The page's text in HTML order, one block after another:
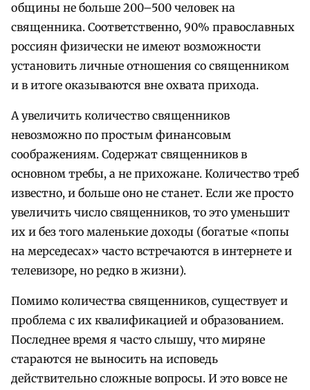
общины не больше 200–500 человек на
священника. Соответственно, 90% православных
россиян физически не имеют возможности
установить личные отношения со священником
и в итоге оказываются вне охвата прихода.
А увеличить количество священников
невозможно по простым финансовым
соображениям. Содержат священников в
основном требы, а не прихожане. Количество треб
известно, и больше оно не станет. Если же просто
увеличить число священников, то это уменьшит
их и без того маленькие доходы (богатые «попы
на мерседесах» часто встречаются в интернете и
телевизоре, но редко в жизни).
Помимо количества священников, существует и
проблема с их квалификацией и образованием.
Последнее время я часто слышу, что миряне
стараются не выносить на исповедь
действительно сложные вопросы. И это вовсе не